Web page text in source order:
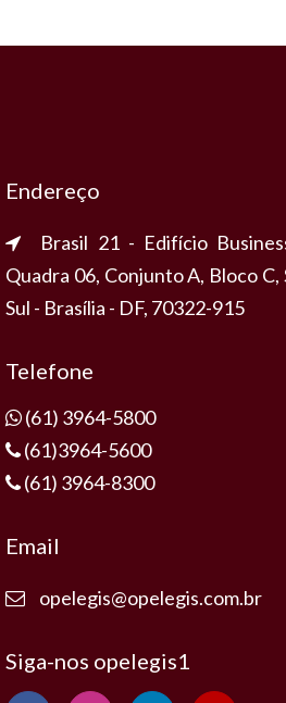
Endereço
Brasil 21 - Edifício
Quadra 06, Conjunto A, Bloco C,
Sul - Brasília - DF, 70322-915
Telefone
(61) 3964-5800
(61)3964-5600
(61) 3964-8300
Email
opelegis@opelegis.com.br
Siga-nos opelegis1